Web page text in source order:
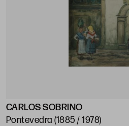
CARLOS SOBRINO
Pontevedra (1885 / 1978)